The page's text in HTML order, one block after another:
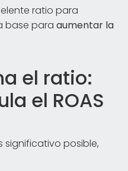
ratio para
base para aumentar la
el ratio:
el ROAS
significativo posible,